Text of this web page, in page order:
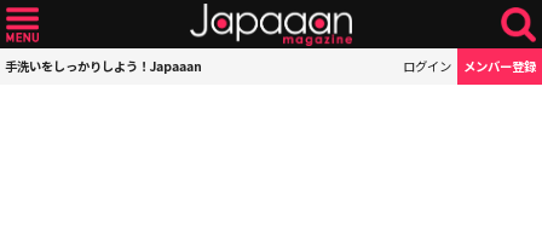
手洗いをしっかりしよう！Japaaan ログイン メンバー登録